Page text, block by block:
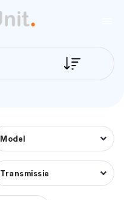
Model
Transmissie